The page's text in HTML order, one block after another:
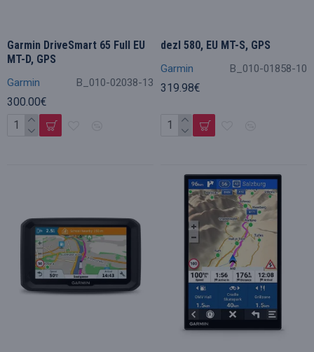
Garmin B_010-02038-13
Garmin DriveSmart 65 Full EU
MT-D, GPS
300.00€
Garmin B_010-01858-10
dezl 580, EU MT-S, GPS
319.98€